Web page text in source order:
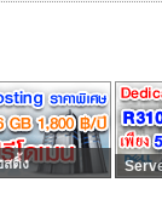
สติ้ง